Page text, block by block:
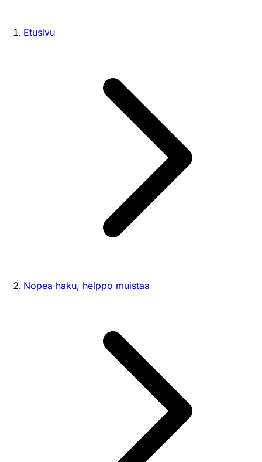
Etusivu
Nopea haku, helppo muistaa